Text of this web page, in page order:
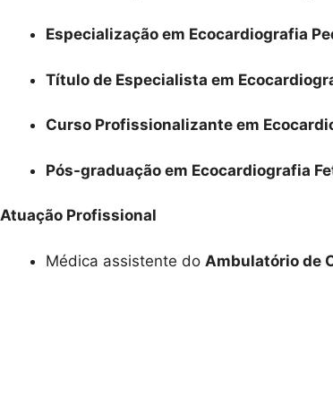
Especialização em Ecocardiografia
Título de Especialista em
Curso Profissionalizante em
Pós-graduação em Ecocardiografia
Atuação Profissional
Médica assistente do Ambulatório de